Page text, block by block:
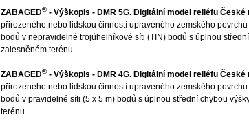
ZABAGED®- Výškopis - DMR 5G. Digitální model reliéfu
přirozeného nebo lidskou činností upraveného zemského
bodů v nepravidelné trojúhelníkové síti (TIN) bodů s úplnou
zalesněném terénu.
ZABAGED®- Výškopis - DMR 4G. Digitální model reliéfu
přirozeného nebo lidskou činností upraveného zemského
bodů v pravidelné síti (5 x 5 m) bodů s úplnou střední chybou
terénu.